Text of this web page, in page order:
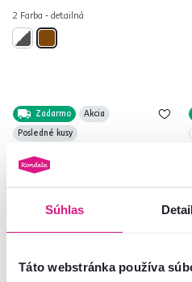
Súhlas
Táto webstránka používa
2 Farba - detailná
Zadarmo
Akcia
Posledné kusy